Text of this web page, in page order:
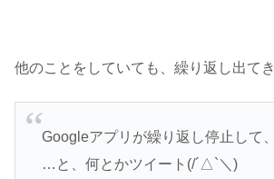
他のことをしていても、繰り返し出て
Googleアプリが繰り返し停止して
…と、何とかツイート(/´△`＼)